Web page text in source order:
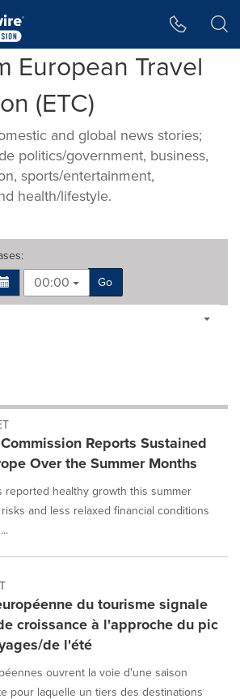
European Travel
(ETC)
and global news stories;
politics/government, business,
sports/entertainment,
health/lifestyle.
:
00:00
Go
Reports Sustained
Over the Summer Months
reported healthy growth this summer
and less relaxed financial conditions
du tourisme signale
croissance à l'approche du pic
de l'été
ouvrent la voie d'une saison
pour laquelle un tiers des destinations